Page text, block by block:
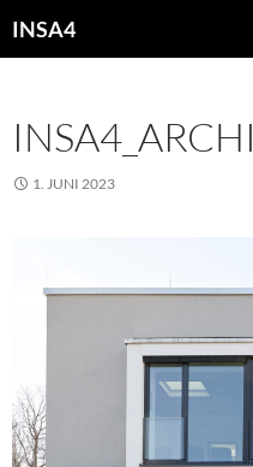
INSA4
1. JUNI 2023